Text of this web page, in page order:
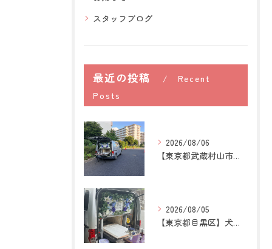
スタッフブログ
最近の投稿
Recent
Posts
2026/08/06
【東京都武蔵村山市】犬の訪問ペット火葬｜愛犬との最後の時間を...
2026/08/05
【東京都目黒区】犬の訪問ペット火葬｜住み慣れた場所で心穏やか...